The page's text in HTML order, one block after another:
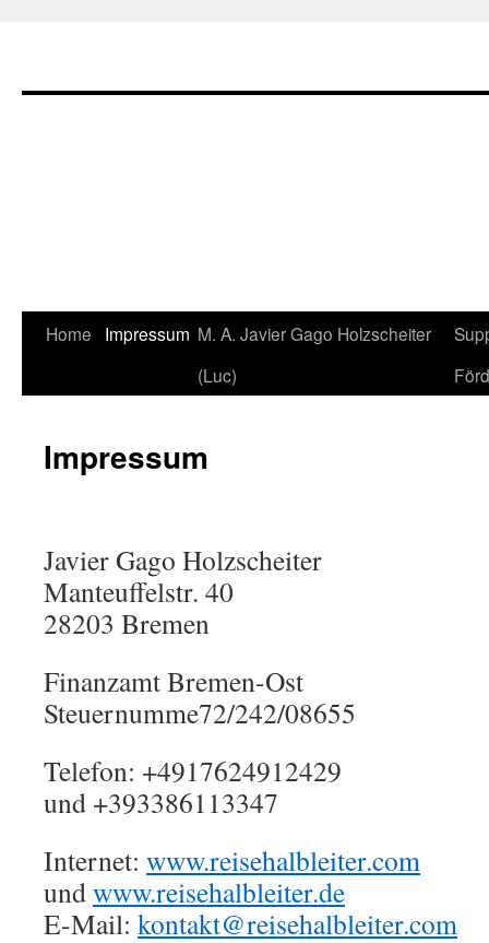
Skip
Home Impressum M. A. Javier Gago Holzscheiter
(Luc)
Impressum
Javier Gago Holzscheiter
Manteuffelstr. 40
28203 Bremen
Finanzamt Bremen-Ost
Steuernumme72/242/08655
Telefon: +4917624912429
und +393386113347
Internet: www.reisehalbleiter.com
undwww.reisehalbleiter.de
E-Mail: kontakt@reisehalbleiter.com